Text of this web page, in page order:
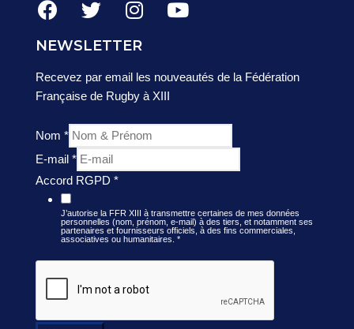
NEWSLETTER
Recevez par email les nouveautés de la Fédération
Française de Rugby à XIII
Nom *
E-mail *
Accord RGPD *
J’autorise la FFR XIII à transmettre certaines de mes données
personnelles (nom, prénom, e-mail) à des tiers, et notamment ses
partenaires et fournisseurs officiels, à des fins commerciales,
associatives ou humanitaires. *